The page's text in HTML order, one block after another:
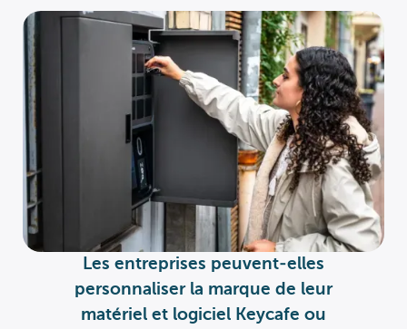
Les entreprises peuvent-elles
personnaliser la marque de leur
matériel et logiciel Keycafe ou